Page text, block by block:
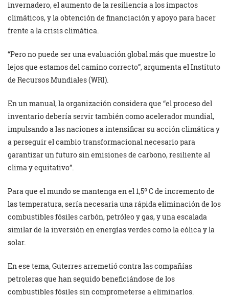
invernadero, el aumento de la resiliencia a los impactos
climáticos, y la obtención de financiación y apoyo para hacer
frente a la crisis climática.
“Pero no puede ser una evaluación global más que muestre lo
lejos que estamos del camino correcto”, argumenta el Instituto
de Recursos Mundiales (WRI).
En un manual, la organización considera que “el proceso del
inventario debería servir también como acelerador mundial,
impulsando a las naciones a intensificar su acción climática y
a perseguir el cambio transformacional necesario para
garantizar un futuro sin emisiones de carbono, resiliente al
clima y equitativo”.
Para que el mundo se mantenga en el 1,5º C de incremento de
las temperatura, sería necesaria una rápida eliminación de los
combustibles fósiles carbón, petróleo y gas, y una escalada
similar de la inversión en energías verdes como la eólica y la
solar.
En ese tema, Guterres arremetió contra las compañías
petroleras que han seguido beneficiándose de los
combustibles fósiles sin comprometerse a eliminarlos.